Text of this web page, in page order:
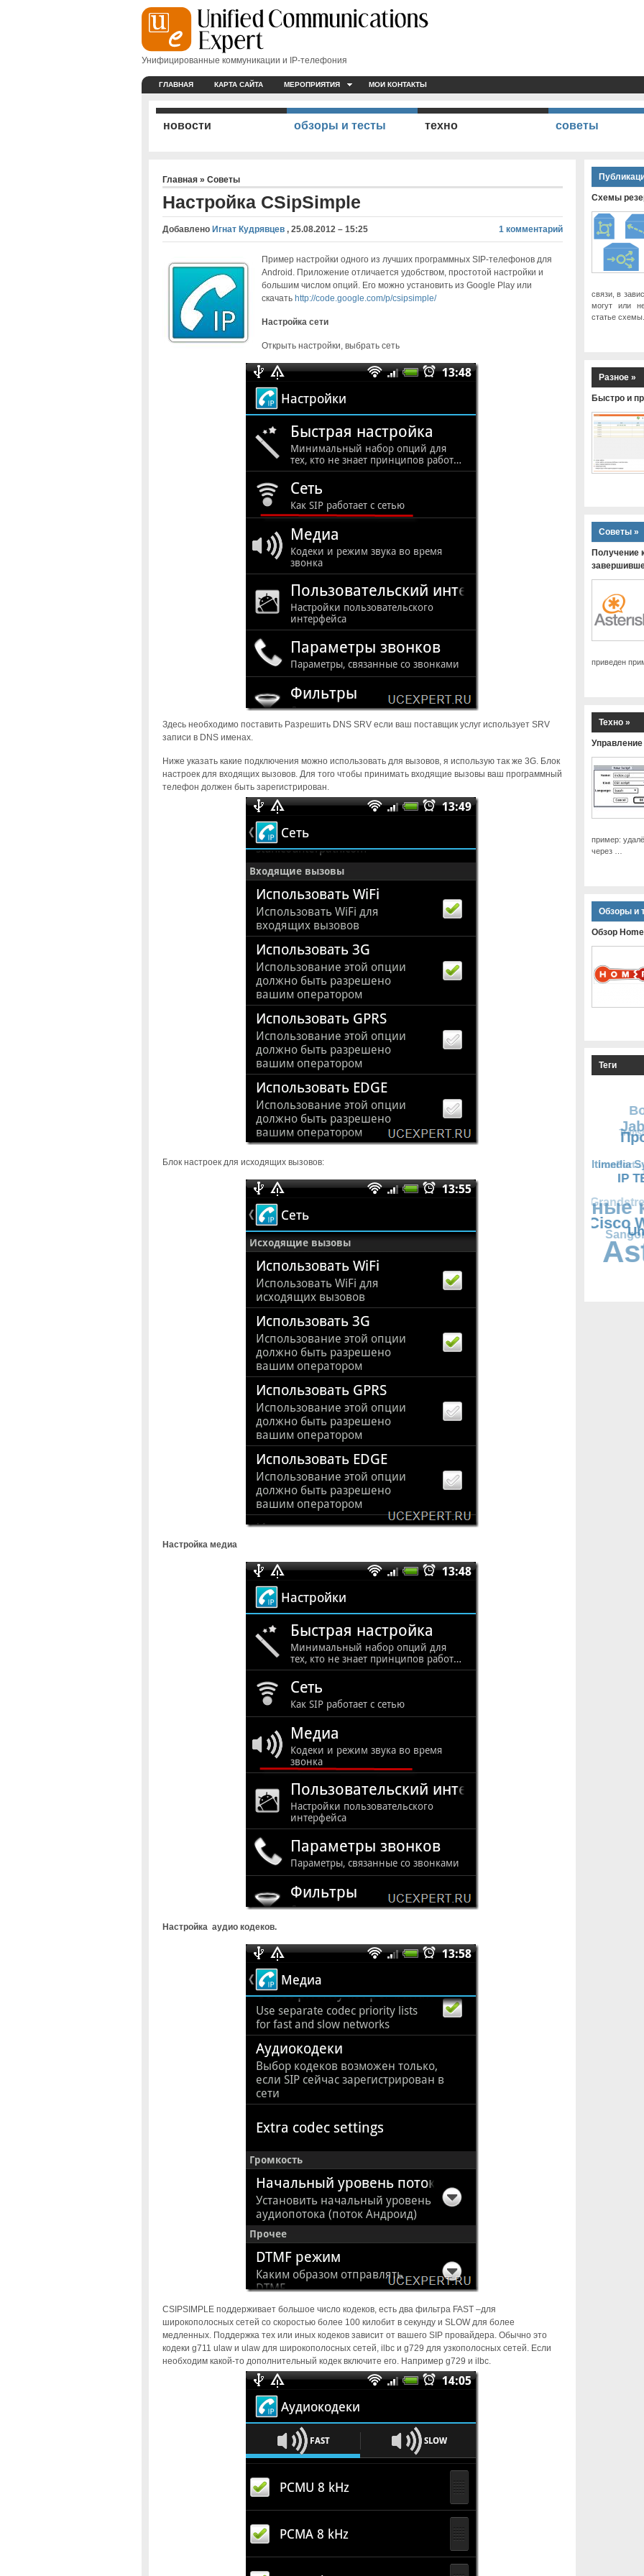
Унифицированные коммуникации и IP-телефония
ГЛАВНАЯ КАРТА САЙТА МЕРОПРИЯТИЯ МОИ КОНТАКТЫ
новости обзоры и тесты техно советы
Главная » Советы
Настройка CSipSimple
Добавлено Игнат Кудрявцев, 25.08.2012 – 15:25 1 комментарий
Пример настройки одного из лучших программных SIP-телефонов для
Android. Приложение отличается удобством, простотой настройки и
большим числом опций. Его можно установить из Google Play или
скачать http://code.google.com/p/csipsimple/
Настройка сети
Открыть настройки, выбрать сеть
Здесь необходимо поставить Разрешить DNS SRV если ваш поставщик услуг использует SRV
записи в DNS именах.
Ниже указать какие подключения можно использовать для вызовов, я использую так же 3G. Блок
настроек для входящих вызовов. Для того чтобы принимать входящие вызовы ваш программный
телефон должен быть зарегистрирован.
Блок настроек для исходящих вызовов:
Настройка медиа
Настройка аудио кодеков.
CSIPSIMPLE поддерживает большое число кодеков, есть два фильтра FAST –для
широкополосных сетей со скоростью более 100 килобит в секунду и SLOW для более
медленных. Поддержка тех или иных кодеков зависит от вашего SIP провайдера. Обычно это
кодеки g711 ulaw и ulaw для широкополосных сетей, ilbc и g729 для узкополосных сетей. Если
необходим какой-то дополнительный кодек включите его. Например g729 и ilbc.
Схемы
связи, в
могут или
статье схемы.
Разное »
Быстро и
Советы »
Получение
приведен
Техно »
пример:
через …
Обзоры и
Обзор
Теги